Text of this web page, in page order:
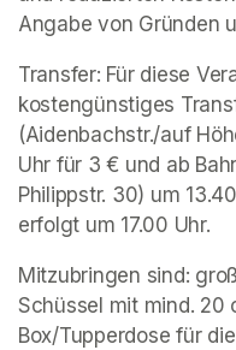
Angabe von Gründen
Transfer: Für diese
kostengünstiges
(Aidenbachstr./auf
Uhr für 3 € und ab
Philippstr. 30) um
erfolgt um 17.00 Uhr.
Mitzubringen sind:
Schüssel mit mind. 20
Box/Tupperdose für